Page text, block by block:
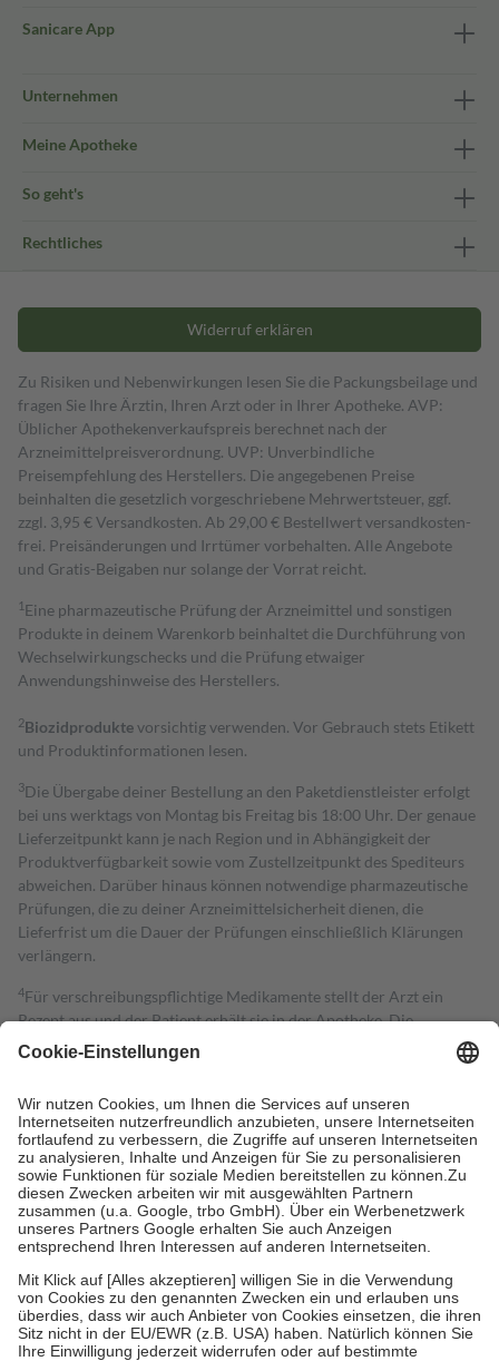
Sanicare App
Unternehmen
Meine Apotheke
So geht's
Rechtliches
Widerruf erklären
Zu Risiken und Nebenwirkungen lesen Sie die Packungsbeilage und
fragen Sie Ihre Ärztin, Ihren Arzt oder in Ihrer Apotheke. AVP:
Üblicher Apothekenverkaufspreis berechnet nach der
Arzneimittelpreisverordnung. UVP: Unverbindliche
Preisempfehlung des Herstellers. Die angegebenen Preise
beinhalten die gesetzlich vorgeschriebene Mehrwertsteuer, ggf.
zzgl. 3,95 € Versandkosten. Ab 29,00 € Bestell­wert versand­kosten­
frei. Preisänderungen und Irrtümer vorbehalten. Alle Angebote
und Gratis-Beigaben nur solange der Vorrat reicht.
1 Eine pharmazeutische Prüfung der Arzneimittel und sonstigen
Produkte in deinem Warenkorb beinhaltet die Durchführung von
Wechselwirkungschecks und die Prüfung etwaiger
Anwendungshinweise des Herstellers.
2Biozidproduktevorsichtig verwenden. Vor Gebrauch stets Etikett
und Produktinformationen lesen.
3Die Übergabe deiner Bestellung an den Paketdienstleister erfolgt
bei uns werktags von Montag bis Freitag bis 18:00 Uhr. Der genaue
Lieferzeitpunkt kann je nach Region und in Abhängigkeit der
Produktverfügbarkeit sowie vom Zustellzeitpunkt des Spediteurs
abweichen. Darüber hinaus können notwendige pharmazeutische
Prüfungen, die zu deiner Arzneimittelsicherheit dienen, die
Lieferfrist um die Dauer der Prüfungen einschließlich Klärungen
verlängern.
4Für verschreibungspflichtige Medikamente stellt der Arzt ein
Rezept aus und der Patient erhält sie in der Apotheke. Die
gesetzliche Krankenversicherung übernimmt in der Regel die
Kosten dafür, der Versicherte trägt einen Teil davon als Zuzahlung
Grundsätzlich leisten Mitglieder Zuzahlungen in Höhe von zehn
Prozent des Abgabepreises,mindestens jedochfünf Euround
höchstens zehn Euro.Es sind jedoch nie mehr als die tatsächlichen
Kosten der Leistung zu entrichten.
Diese Regeln gelten grundsätzlich auch für Online-Apotheken.
Bei Heilmitteln und häuslicher Krankenpflege beträgt die
Zuzahlung zehn Prozent der Kosten sowie zehn Euro je
Verordnung.
Um das Engagement der Versicherten für ihre eigene Gesundheit zu
stärken und die besondere Stellung der Familie zu unterstützen,
fallenkeine Zuzahlungenan bei: